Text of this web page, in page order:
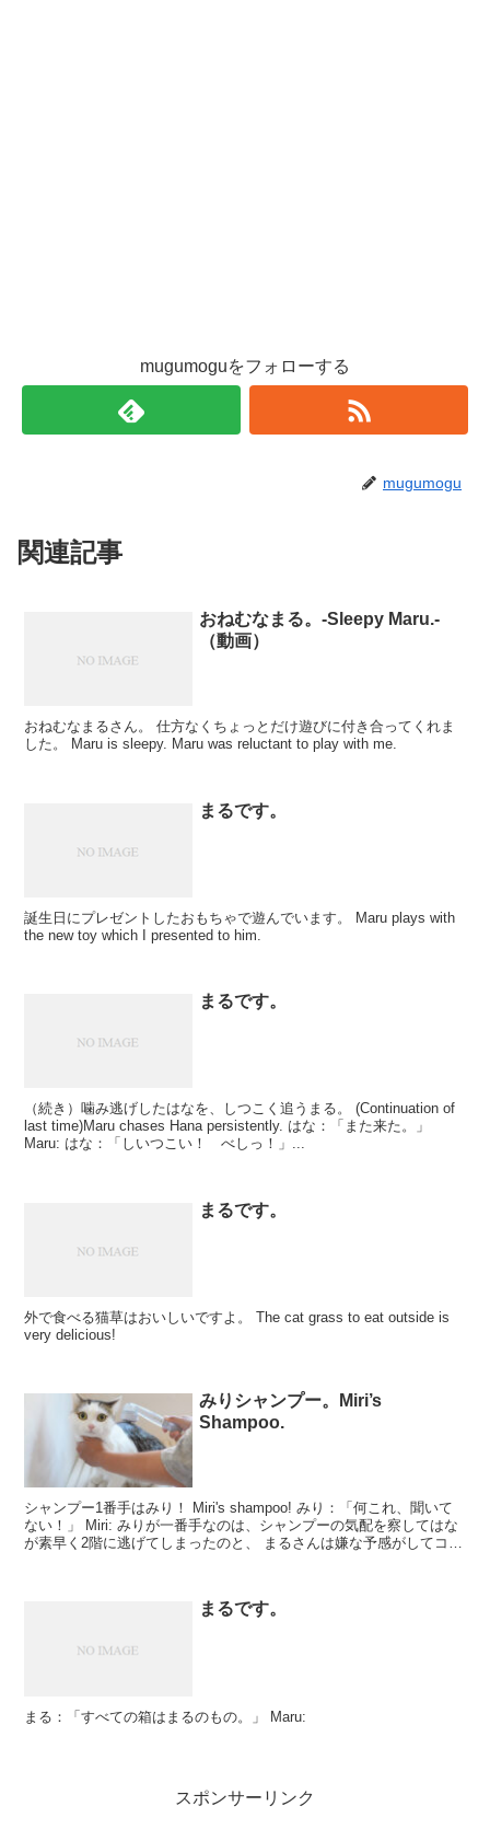
mugumoguをフォローする
mugumogu
関連記事
おねむなまる。-Sleepy Maru.-
（動画）
おねむなまるさん。 仕方なくちょっとだけ遊びに付き合ってくれま
した。 Maru is sleepy. Maru was reluctant to play with me.
まるです。
誕生日にプレゼントしたおもちゃで遊んでいます。 Maru plays with
the new toy which I presented to him.
まるです。
（続き）噛み逃げしたはなを、しつこく追うまる。 (Continuation of
last time)Maru chases Hana persistently. はな：「また来た。」
Maru: はな：「しいつこい！ べしっ！」...
まるです。
外で食べる猫草はおいしいですよ。 The cat grass to eat outside is
very delicious!
みりシャンプー。Miri’s
Shampoo.
シャンプー1番手はみり！ Miri's shampoo! みり：「何これ、聞いて
ない！」 Miri: みりが一番手なのは、シャンプーの気配を察してはな
が素早く2階に逃げてしまったのと、 まるさんは嫌な予感がしてコソ
まるです。
まる：「すべての箱はまるのもの。」 Maru:
スポンサーリンク